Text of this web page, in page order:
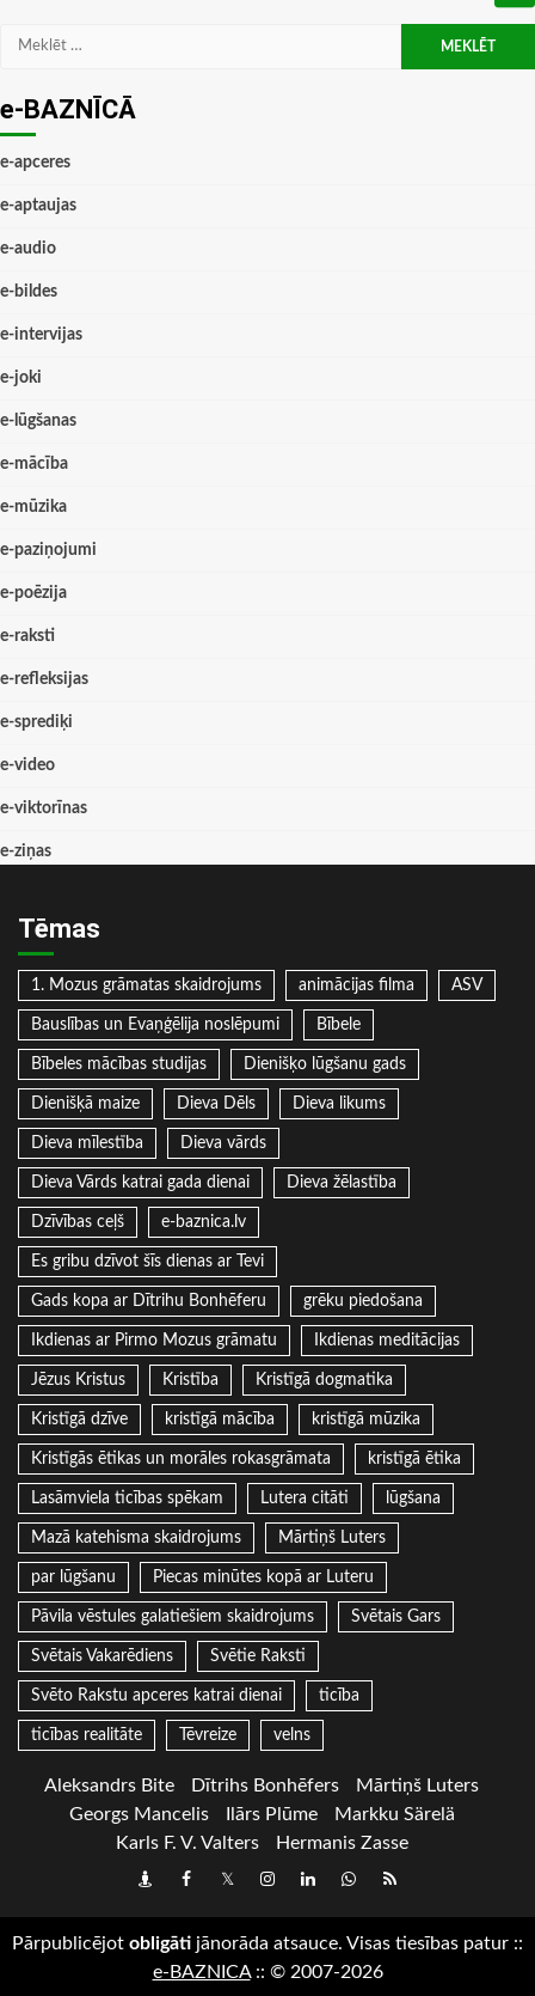
Meklēt:
e-BAZNĪCĀ
e-apceres
e-aptaujas
e-audio
e-bildes
e-intervijas
e-joki
e-lūgšanas
e-mācība
e-mūzika
e-paziņojumi
e-poēzija
e-raksti
e-refleksijas
e-sprediķi
e-video
e-viktorīnas
e-ziņas
Tēmas
1. Mozus grāmatas skaidrojums animācijas filma ASV
Bauslības un Evaņģēlija noslēpumi Bībele
Bībeles mācības studijas Dienišķo lūgšanu gads
Dienišķā maize Dieva Dēls Dieva likums
Dieva mīlestība Dieva vārds
Dieva Vārds katrai gada dienai Dieva žēlastība
Dzīvības ceļš e-baznica.lv
Es gribu dzīvot šīs dienas ar Tevi
Gads kopa ar Dītrihu Bonhēferu grēku piedošana
Ikdienas ar Pirmo Mozus grāmatu Ikdienas meditācijas
Jēzus Kristus Kristība Kristīgā dogmatika
Kristīgā dzīve kristīgā mācība kristīgā mūzika
Kristīgās ētikas un morāles rokasgrāmata kristīgā ētika
Lasāmviela ticības spēkam Lutera citāti lūgšana
Mazā katehisma skaidrojums Mārtiņš Luters
par lūgšanu Piecas minūtes kopā ar Luteru
Pāvila vēstules galatiešiem skaidrojums Svētais Gars
Svētais Vakarēdiens Svētie Raksti
Svēto Rakstu apceres katrai dienai ticība
ticības realitāte Tēvreize velns
Aleksandrs Bite Dītrihs Bonhēfers
Mārtiņš Luters
Georgs Mancelis
Ilārs Plūme
Markku Särelä
Karls F. V. Valters
Hermanis Zasse
DraugiemFacebook
TwitterInstagram
LinkedInwhatsapp
RSS
Pārpublicējot obligāti jānorāda atsauce. Visas tiesības patur ::
e-BAZNICA:: © 2007-2026